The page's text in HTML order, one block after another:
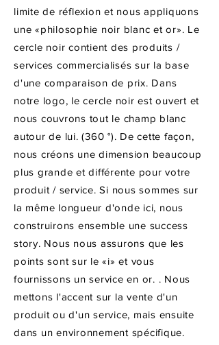
limite de réflexion et nous appliquons
une «philosophie noir blanc et or». Le
cercle noir contient des produits /
services commercialisés sur la base
d'une comparaison de prix. Dans
notre logo, le cercle noir est ouvert et
nous couvrons tout le champ blanc
autour de lui. (360 °). De cette façon,
nous créons une dimension beaucoup
plus grande et différente pour votre
produit / service. Si nous sommes sur
la même longueur d'onde ici, nous
construirons ensemble une success
story. Nous nous assurons que les
points sont sur le «i» et vous
fournissons un service en or. . Nous
mettons l'accent sur la vente d'un
produit ou d'un service, mais ensuite
dans un environnement spécifique.